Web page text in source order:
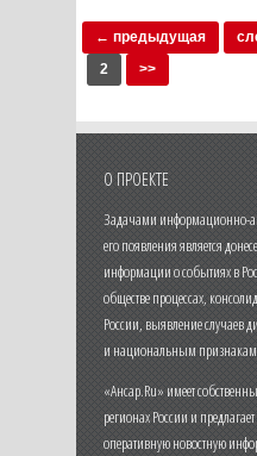
← предыдущая
2
>>
О ПРОЕКТЕ
Задачами информационно-
его появления является
информации о событиях в
обществе процессах,
России, выявление
и национальным
«Ансар.Ru» имеет
регионах России и
оперативную новостную